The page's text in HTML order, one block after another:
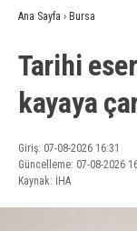
Ana Sayfa › Bursa
Tarihi
kayaya
Giriş: 07-08-2026 16:31
Güncelleme: 07-08-2026
Kaynak: İHA